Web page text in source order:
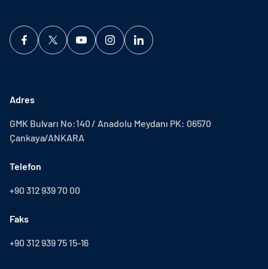
Adres
GMK Bulvarı No:140 / Anadolu Meydanı PK: 06570
Çankaya/ANKARA
Telefon
+90 312 939 70 00
Faks
+90 312 939 75 15-16